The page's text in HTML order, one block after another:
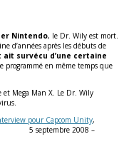
Nintendo, le Dr. Wily est mort.
d’années après les débuts de
survécu d’une certaine
programmé en même temps que
Mega Man X. Le Dr. Wily
pour Capcom Unity,
5 septembre 2008 –